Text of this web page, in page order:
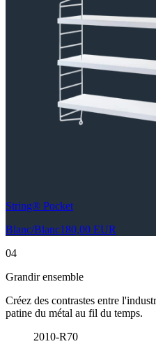
String® Pocket
Blanc/Blanc180,00 EUR
04
Grandir ensemble
Créez des contrastes entre
patine du métal au fil du temps.
2010-R70